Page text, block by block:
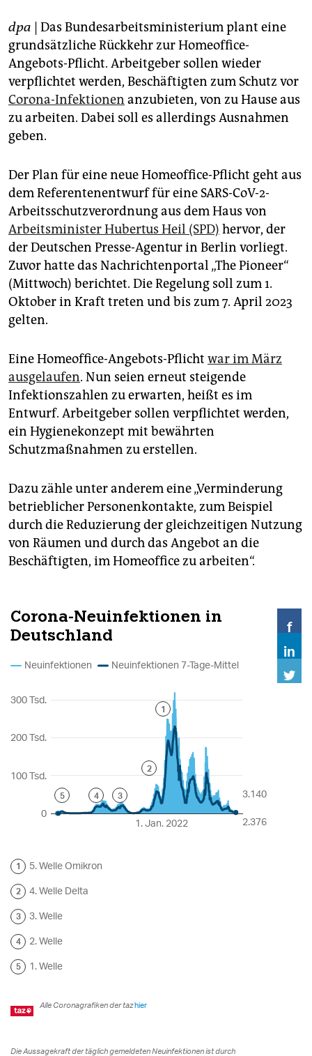
fragen & hilfe
unterstützen
abo
genossenschaft
epaper login
dpa | Das Bundesarbeitsministerium plant eine
grundsätzliche Rückkehr zur Homeoffice-
Angebots-Pflicht. Arbeitgeber sollen wieder
verpflichtet werden, Beschäftigten zum Schutz vor
Corona-Infektionen anzubieten, von zu Hause aus
zu arbeiten. Dabei soll es allerdings Ausnahmen
geben.
Der Plan für eine neue Homeoffice-Pflicht geht aus
dem Referentenentwurf für eine SARS-CoV-2-
Arbeitsschutzverordnung aus dem Haus von
Arbeitsminister Hubertus Heil (SPD) hervor, der
der Deutschen Presse-Agentur in Berlin vorliegt.
Zuvor hatte das Nachrichtenportal „The Pioneer“
(Mittwoch) berichtet. Die Regelung soll zum 1.
Oktober in Kraft treten und bis zum 7. April 2023
gelten.
Eine Homeoffice-Angebots-Pflicht war im März
ausgelaufen. Nun seien erneut steigende
Infektionszahlen zu erwarten, heißt es im
Entwurf. Arbeitgeber sollen verpflichtet werden,
ein Hygienekonzept mit bewährten
Schutzmaßnahmen zu erstellen.
Dazu zähle unter anderem eine „Verminderung
betrieblicher Personenkontakte, zum Beispiel
durch die Reduzierung der gleichzeitigen Nutzung
von Räumen und durch das Angebot an die
Beschäftigten, im Homeoffice zu arbeiten“.